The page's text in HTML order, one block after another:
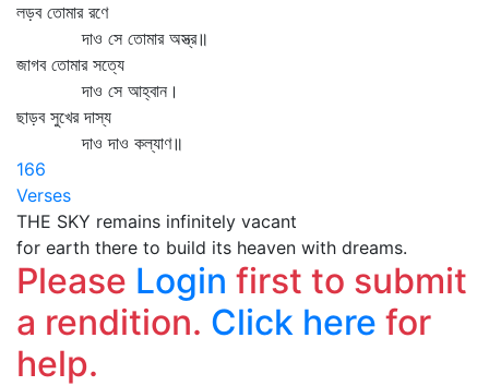
লড়ব তোমার রণে
দাও সে তোমার অস্ত্র॥
জাগব তোমার সত্যে
দাও সে আহ্বান।
ছাড়ব সুখের দাস্য
দাও দাও কল্যাণ॥
166
Verses
THE SKY remains infinitely vacant
for earth there to build its heaven with dreams.
Please Login first to submit
a rendition. Click here for
help.